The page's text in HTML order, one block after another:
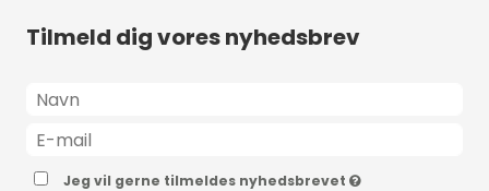
Tilmeld dig vores nyhedsbrev
Jeg vil gerne tilmeldes nyhedsbrevet